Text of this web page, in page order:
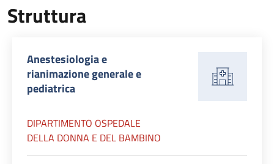
Struttura
Anestesiologia e
rianimazione generale e
pediatrica
DIPARTIMENTO OSPEDALE
DELLA DONNA E DEL BAMBINO